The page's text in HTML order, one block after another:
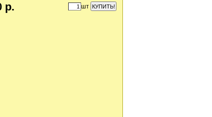
р. шт